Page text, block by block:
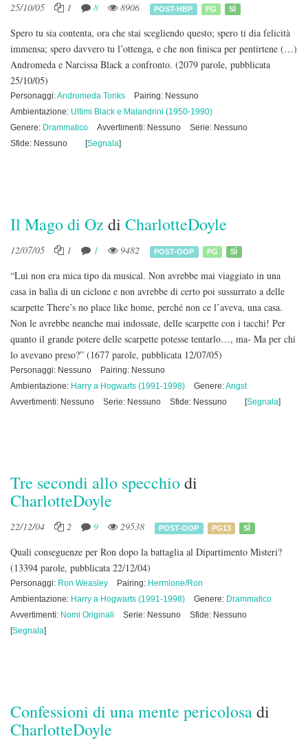
25/10/05 1 8 8906 POST-HBP PG SÌ
Spero tu sia contenta, ora che stai scegliendo questo; spero ti dia felicità
immensa; spero davvero tu l’ottenga, e che non finisca per pentirtene (…)
Andromeda e Narcissa Black a confronto. (2079 parole, pubblicata
25/10/05)
Personaggi:Andromeda Tonks
Pairing: Nessuno
Ambientazione: Ultimi Black e Malandrini (1950-1990)
Genere: Drammatico Avvertimenti: Nessuno
Serie: Nessuno
Sfide: Nessuno
[Segnala]
Il Mago di Oz di CharlotteDoyle
12/07/05 1 1 9482 POST-OOP PG SÌ
“Lui non era mica tipo da musical. Non avrebbe mai viaggiato in una
casa in balìa di un ciclone e non avrebbe di certo poi sussurrato a delle
scarpette There’s no place like home, perché non ce l’aveva, una casa.
Non le avrebbe neanche mai indossate, delle scarpette con i tacchi! Per
quanto il grande potere delle scarpette potesse tentarlo…, ma- Ma per chi
lo avevano preso?” (1677 parole, pubblicata 12/07/05)
Personaggi: Nessuno
Pairing: Nessuno
Ambientazione: Harry a Hogwarts (1991-1998) Genere:Angst
Avvertimenti: Nessuno
Serie: Nessuno Sfide: Nessuno [Segnala]
Tre secondi allo specchiodi
CharlotteDoyle
22/12/04 2 9 29538 POST-OOP PG13 SÌ
Quali conseguenze per Ron dopo la battaglia al Dipartimento Misteri?
(13394 parole, pubblicata 22/12/04)
Personaggi: Ron Weasley Pairing: Hermione/Ron
Ambientazione: Harry a Hogwarts (1991-1998) Genere: Drammatico
Avvertimenti: Nomi Originali Serie: Nessuno
Sfide: Nessuno
[Segnala]
Confessioni di una mente pericolosadi
CharlotteDoyle